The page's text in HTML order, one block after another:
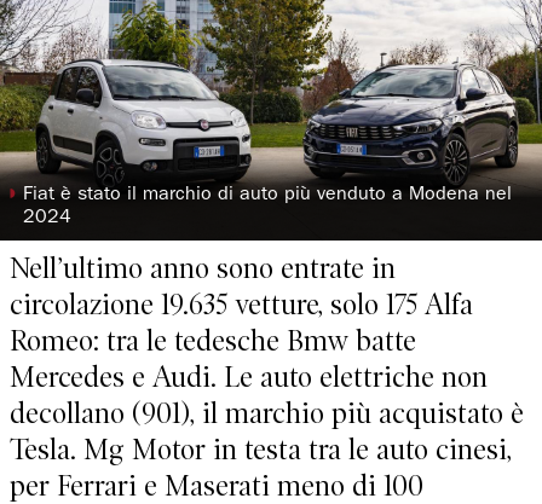
◗ Fiat è stato il marchio di auto più venduto a Modena nel
2024
Nell’ultimo anno sono entrate in
circolazione 19.635 vetture, solo 175 Alfa
Romeo: tra le tedesche Bmw batte
Mercedes e Audi. Le auto elettriche non
decollano (901), il marchio più acquistato è
Tesla. Mg Motor in testa tra le auto cinesi,
per Ferrari e Maserati meno di 100